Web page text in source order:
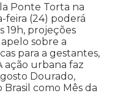
Ponte Torta na
feira (24) poderá
19h, projeções
sobre a
para a gestantes,
ação urbana faz
Dourado,
como Mês da